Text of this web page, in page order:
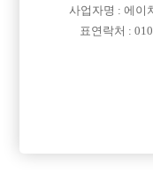
사업자명 : 에이
표연락처 :
직업정보
COPYRIGHT ⓒ 호빠 선